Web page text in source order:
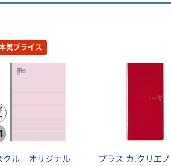
気プライス
クル オリジナル
プラス カ.クリエ